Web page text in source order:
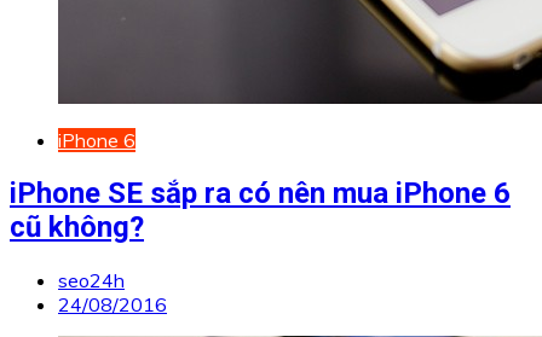
iPhone 6
iPhone SE sắp ra có nên mua iPhone 6
cũ không?
seo24h
24/08/2016